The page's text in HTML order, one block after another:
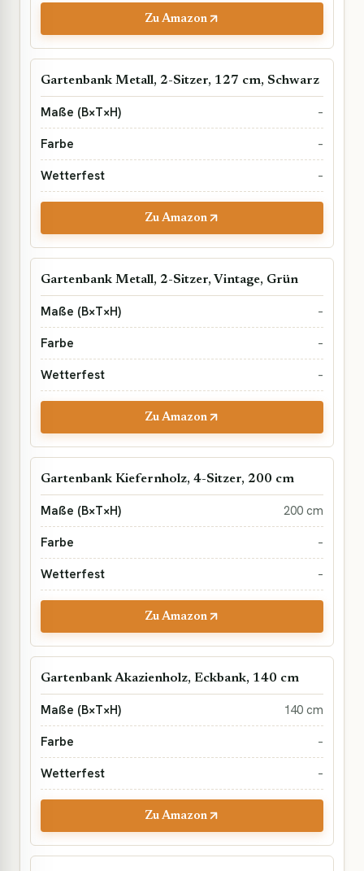
Zu Amazon
Gartenbank Metall, 2-Sitzer, 127 cm, Schwarz
–
–
–
Zu Amazon
Gartenbank Metall, 2-Sitzer, Vintage, Grün
–
–
–
Zu Amazon
Gartenbank Kiefernholz, 4-Sitzer, 200 cm
200 cm
–
–
Zu Amazon
Gartenbank Akazienholz, Eckbank, 140 cm
140 cm
–
–
Zu Amazon